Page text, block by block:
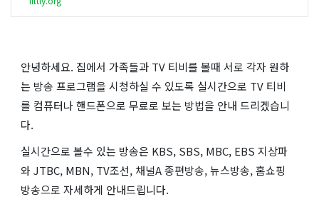
안녕하세요. 집에서 가족들과 TV 티비를 볼때 서로 각자 원하
는 방송 프로그램을 시청하실 수 있도록 실시간으로 TV 티비
를 컴퓨터나 핸드폰으로 무료로 보는 방법을 안내 드리겠습니
다.
실시간으로 볼수 있는 방송은 KBS, SBS, MBC, EBS 지상파
와 JTBC, MBN, TV조선, 채널A 종편방송, 뉴스방송, 홈쇼핑
방송으로 자세하게 안내드립니다.